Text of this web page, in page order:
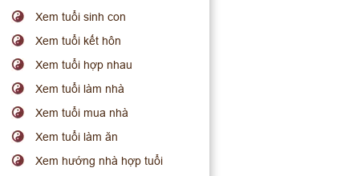
Xem tuổi sinh con
Xem tuổi kết hôn
Xem tuổi hợp nhau
Xem tuổi làm nhà
Xem tuổi mua nhà
Xem tuổi làm ăn
Xem hướng nhà hợp tuổi